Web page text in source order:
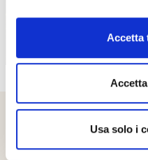
Accetta
Usa solo i